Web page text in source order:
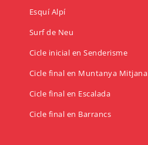
Esquí Alpí
Surf de Neu
Cicle inicial en Senderisme
Cicle final en Muntanya Mitjana
Cicle final en Escalada
Cicle final en Barrancs